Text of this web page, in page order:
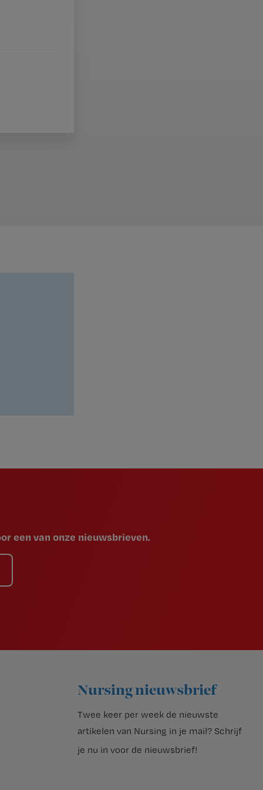
een van onze nieuwsbrieven.
Nursing nieuwsbrief
Twee keer per week de nieuwste
artikelen van Nursing in je mail? Schrijf
je nu in voor de nieuwsbrief!